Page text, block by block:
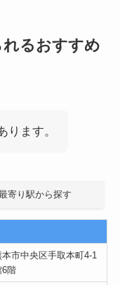
るおすすめ
ります。
寄り駅から探す
市中央区手取本町4-1
6階